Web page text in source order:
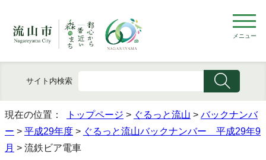
メニュー
サイト内検索
現在の位置： トップページ > ぐるっと流山 > バックナンバ
ー > 平成29年度 > ぐるっと流山バックナンバー 平成29年9
月 > 流鉄ビア電車